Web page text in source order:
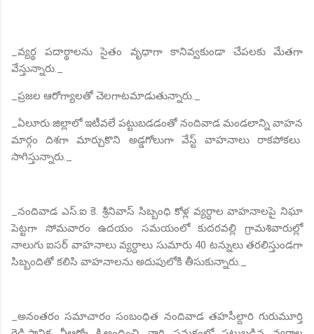
_వ్యర్థ పదార్థాలను సైతం వృధాగా కానివ్వకుండా చేపలకు మేతగా
వేస్తున్నారు._
_ప్రజల ఆరోగ్యాలతో చెలగాటమాడుతున్నారు._
_ఏలూరు జిల్లాలో ఇటీవలే పట్టుబడడంతో నందివాడ మండలాన్ని వాహన
మార్గం దిశగా మార్చుకొని అడ్డగోలుగా వేస్ట్ వాహనాలు రాకపోకలు
సాగిస్తున్నారు._
_నందివాడ ఎస్.ఐ కె. శ్రీనివాస్ సిబ్బంధి కోళ్ల వ్యర్ధాల వాహనాలపై నిఘా
పెట్టగా సోమవారం ఉదయం సమయంలో కుదరవల్లి గ్రామశివారుల్లో
నాలుగు ఐసర్ వాహనాలు వ్యర్ధాలు సుమారు 40 టన్నులు తరలిస్తుండగా
సిబ్బందితో కలిసి వాహనాలను అదుపులోకి తీసుకున్నారు._
_అనంతరం సమాచారం సంబంధిత నందివాడ తహసీల్దారి గురుమూర్తి